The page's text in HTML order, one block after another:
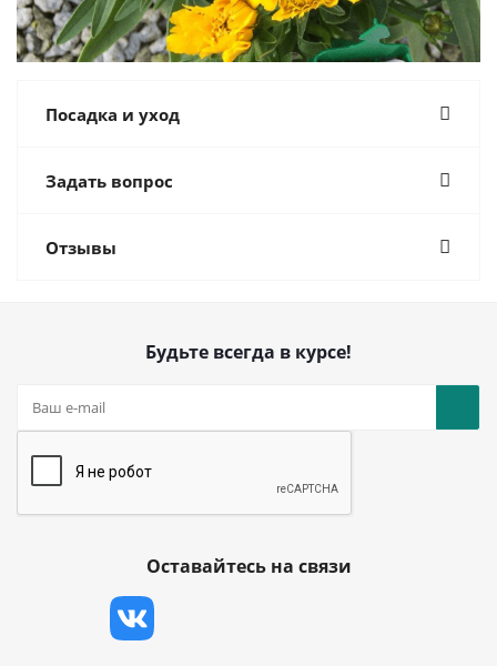
Посадка и уход
Задать вопрос
Отзывы
Будьте всегда в курсе!
Оставайтесь на связи